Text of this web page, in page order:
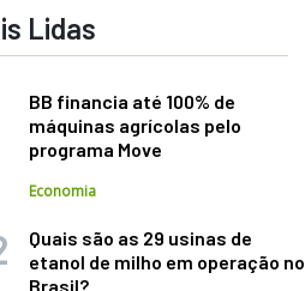
Lidas
BB financia até 100% de
máquinas agrícolas pelo
programa Move
Economia
Quais são as 29 usinas de
etanol de milho em operação no
Brasil?